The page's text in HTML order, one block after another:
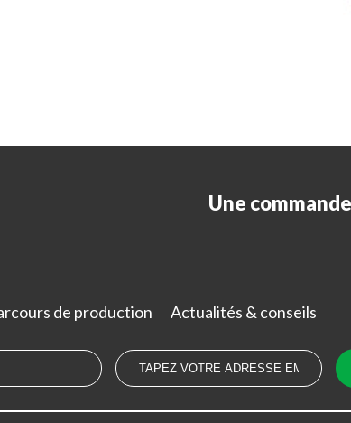
Une
de production Actualités & conseils